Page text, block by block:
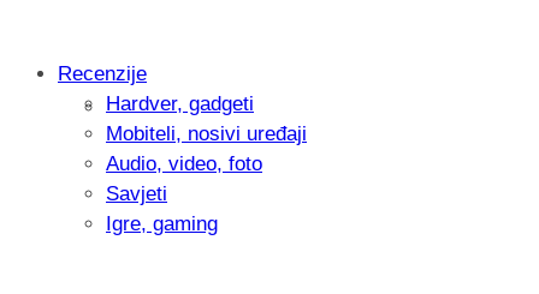
Intervju: Goran Jović, fotograf -
Recenzije
Hardver, gadgeti
Mobiteli, nosivi uređaji
Audio, video, foto
Savjeti
Igre, gaming